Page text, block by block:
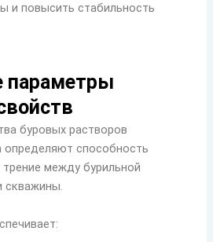
и повысить стабильность
буровых растворов
определяют способность
между бурильной
скважины.